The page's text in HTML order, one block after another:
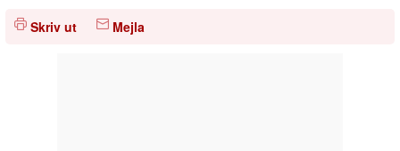
Skriv ut Mejla